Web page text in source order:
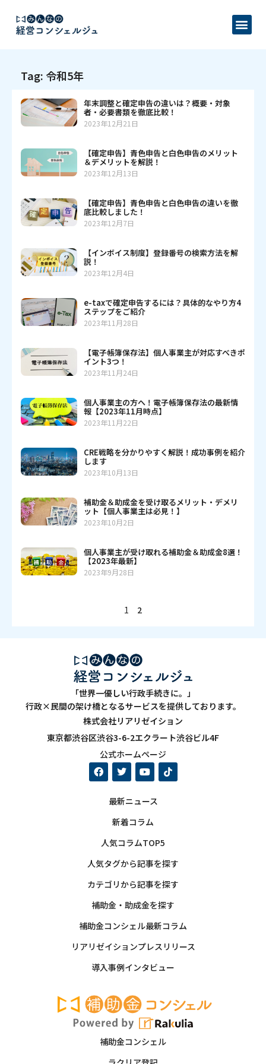
Tag: 令和5年
年末調整と確定申告の違いは？概要・対象
者・必要書類を徹底比較！
2023年12月21日
【確定申告】青色申告と白色申告のメリット
＆デメリットを解説！
2023年12月13日
【確定申告】青色申告と白色申告の違いを徹
底比較しました！
2023年12月7日
【インボイス制度】登録番号の検索方法を解
説！
2023年12月4日
e-taxで確定申告するには？具体的なやり方4
ステップをご紹介
2023年11月28日
【電子帳簿保存法】個人事業主が対応すべきポ
イント3つ！
2023年11月24日
個人事業主の方へ！電子帳簿保存法の最新情
報【2023年11月時点】
2023年11月22日
CRE戦略を分かりやすく解説！成功事例を紹介
します
2023年10月13日
補助金＆助成金を受け取るメリット・デメリ
ット【個人事業主は必見！】
2023年10月2日
個人事業主が受け取れる補助金＆助成金8選！
【2023年最新】
2023年9月28日
1 2
「世界一優しい行政手続きに。」
行政×民間の架け橋となるサービスを提供しております。
株式会社リアリゼイション
東京都渋谷区渋谷3-6-2エクラート渋谷ビル4F
公式ホームページ
最新ニュース
新着コラム
人気コラムTOP5
人気タグから記事を探す
カテゴリから記事を探す
補助金・助成金を探す
補助金コンシェル最新コラム
リアリゼイションプレスリリース
導入事例インタビュー
補助金コンシェル